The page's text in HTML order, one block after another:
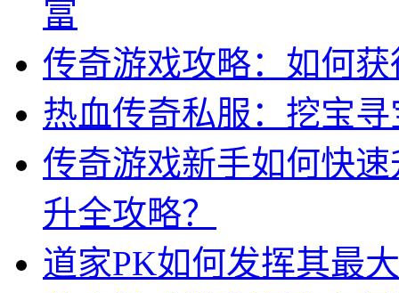
富
传奇游戏攻略：如何
热血传奇私服：挖宝
传奇游戏新手如何快
升全攻略？
道家PK如何发挥其最